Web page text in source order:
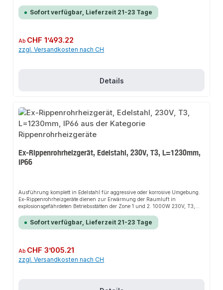
eingetragenen Fachbetrieb vorzunehmen.
Sofort verfügbar, Lieferzeit 21-23 Tage
Regulärer Preis:
Ab CHF 1’493.22
zzgl. Versandkosten nach CH
Details
Ex-Rippenrohrheizgerät, Edelstahl, 230V, T3, L=1230mm,
IP66
Ausführung komplett in Edelstahl für aggressive oder korrosive Umgebung.
Ex-Rippenrohrheizgeräte dienen zur Erwärmung der Raumluft in
explosionsgefährdeten Betriebsstätten der Zone 1 und 2. 1000W 230V, T3,
jeweiligen Netzbetreiber oder von einem eingetragenen Fachbetrieb
vorzunehmen.
Sofort verfügbar, Lieferzeit 21-23 Tage
Regulärer Preis:
Ab CHF 3’005.21
zzgl. Versandkosten nach CH